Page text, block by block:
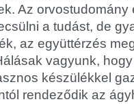
Az
a tudást, de
az együttérzés
vagyunk,
készülékkel
rendeződik az